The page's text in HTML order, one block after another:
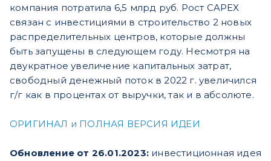
компания потратила 6,5 млрд руб. Рост CAPEX
связан с инвестициями в строительство 2 новых
распределительных центров, которые должны
быть запущены в следующем году. Несмотря на
двукратное увеличение капитальных затрат,
свободный денежный поток в 2022 г. увеличился
г/г как в процентах от выручки, так и в абсолюте.
ОРИГИНАЛ и ПОЛНАЯ ВЕРСИЯ ИДЕИ
Обновление от 26.01.2023: инвестиционная идея